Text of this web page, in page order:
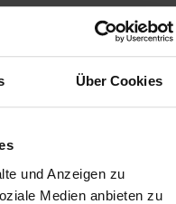
Über Cookies
und Anzeigen zu
Medien anbieten zu
Tolle Aus- und
Vollzeit in Graz (m/w/d)